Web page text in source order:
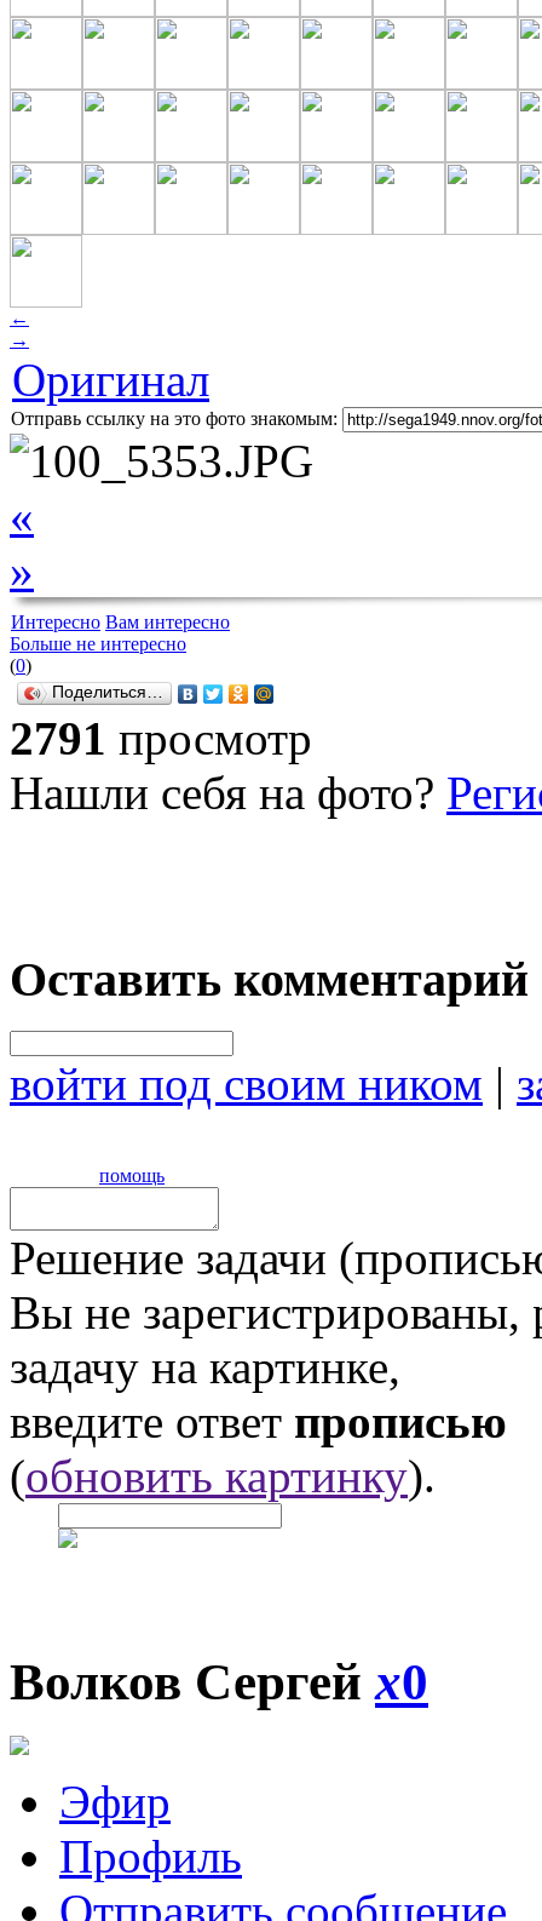
←
→
Оригинал
Отправь ссылку на это фото знакомым:
«
»
Интересно Вам интересно
Больше не интересно
(0)
Поделиться…
2791 просмотр
Нашли себя на фото?
Оставить комментарий
войти под своим ником |
помощь
Решение задачи
Вы не
задачу на картинке,
введите ответ прописью
(обновить картинку).
Волков Сергейx0
Эфир
Профиль
Отправить сообщение